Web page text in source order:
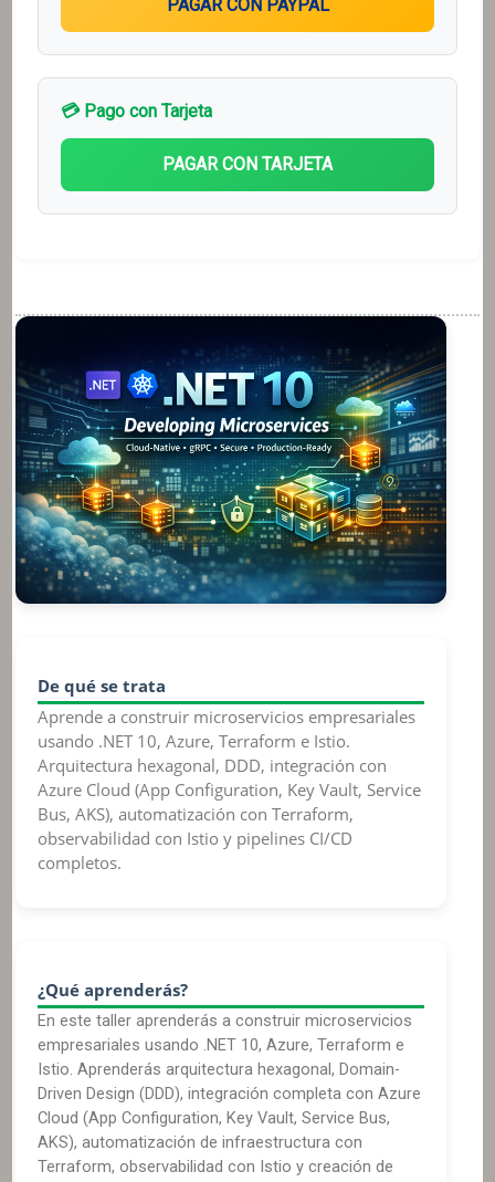
💳 Pago con Tarjeta
PAGAR CON TARJETA
De qué se trata
Aprende a construir microservicios empresariales
usando .NET 10, Azure, Terraform e Istio.
Arquitectura hexagonal, DDD, integración con
Azure Cloud (App Configuration, Key Vault, Service
Bus, AKS), automatización con Terraform,
observabilidad con Istio y pipelines CI/CD
completos.
¿Qué aprenderás?
En este taller aprenderás a construir microservicios
empresariales usando .NET 10, Azure, Terraform e
Istio. Aprenderás arquitectura hexagonal, Domain-
Driven Design (DDD), integración completa con Azure
Cloud (App Configuration, Key Vault, Service Bus,
AKS), automatización de infraestructura con
Terraform, observabilidad con Istio y creación de